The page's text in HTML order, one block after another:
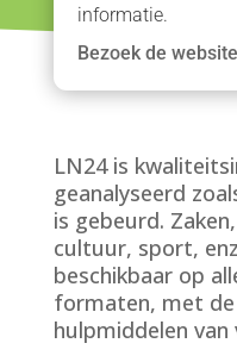
informatie.
Bezoek de
LN24 is
geanalyseerd
is gebeurd.
cultuur, sport,
beschikbaar op
formaten, met
hulpmiddelen van